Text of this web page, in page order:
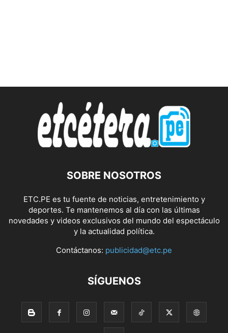
SOBRE NOSOTROS
ETC.PE es tu fuente de noticias, entretenimiento y
deportes. Te mantenemos al día con las últimas
novedades y videos exclusivos del mundo del espectáculo
y la actualidad política.
Contáctanos: publicidad@etc.pe
SÍGUENOS